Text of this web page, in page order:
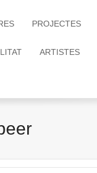
PROJECTES
ARTISTES